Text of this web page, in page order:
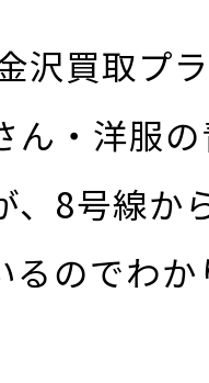
沢買取プ
ん・洋服
、8号線か
るのでわ